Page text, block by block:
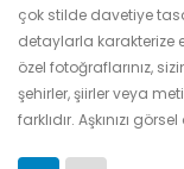
çok stilde davetiye
detaylarla karakterize
özel fotoğraflarınız,
şehirler, şiirler veya
farklıdır. Aşkınızı